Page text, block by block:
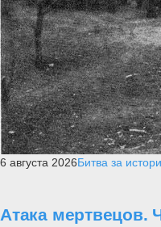
6 августа 2026Битва за
Атака мертвецов.